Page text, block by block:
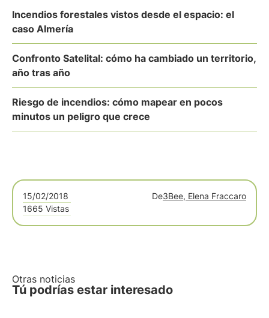
Incendios forestales vistos desde el espacio: el
caso Almería
Confronto Satelital: cómo ha cambiado un territorio,
año tras año
Riesgo de incendios: cómo mapear en pocos
minutos un peligro que crece
15/02/2018 De3Bee, Elena Fraccaro
1665 Vistas
Otras noticias
Tú podrías estar interesado